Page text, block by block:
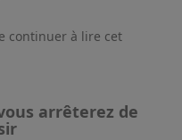
continuer à lire cet
arrêterez de